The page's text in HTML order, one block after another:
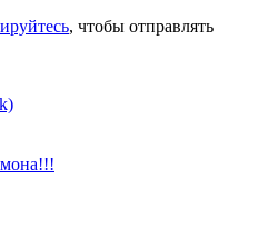
, чтобы отправлять